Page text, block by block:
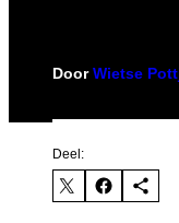
DoorWietse
Deel: